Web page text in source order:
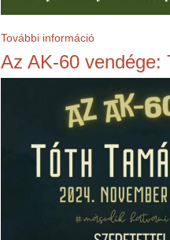
További információ
Az AK-60 vendége: